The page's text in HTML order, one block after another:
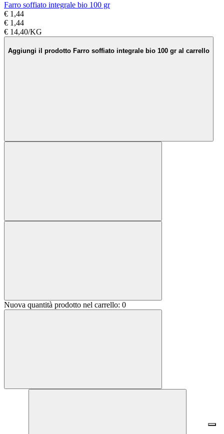
Farro soffiato integrale bio 100 gr
€ 1,44
€ 1,44
€ 14,40/KG
Aggiungi il prodotto Farro soffiato integrale bio 100 gr al carrello
Nuova quantità prodotto nel carrello: 0